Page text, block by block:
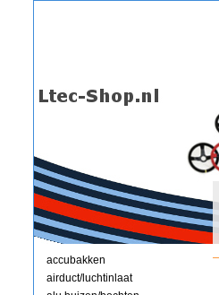
accubakken
airduct/luchtinlaat